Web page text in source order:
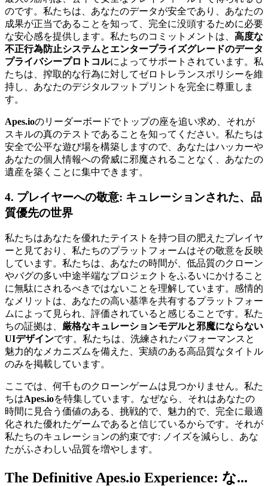
のです。私たちは、あなたのデータが安全であり、あなたの
成果が正当であることを知って、完全に没頭するために必要
な安心感を提供します。私たちのコミットメントは、 高度な
不正行為防止システムとエンタープライズグレードのデータ
プライバシープロトコルによってサポートされています。私
たちは、搾取的な行為に対してゼロトレランスポリシーを維
持し、あなたのデジタルフットプリントを完全に尊重しま
す。
Apes.ioのリーダーボードでトップの座を追い求め、それが
スキルの真のテストであることを知ってください。私たちは
安全で公平な遊び場を構築しますので、あなたはハッカーや
あなたの個人情報への脅威に邪魔されることなく、あなたの
遺産を築くことに集中できます。
4. プレイヤーへの敬意: キュレーションされた、品
質優先の世界
私たちはあなたを優れたテイストを持つ目の肥えたプレイヤ
ーと見ており、私たちのプラットフォームはその敬意を反映
しています。私たちは、あなたの時間が、低品質のクローン
やバグの多い中途半端なプロジェクトをふるいにかけること
に無駄にされるべきではないことを理解しています。感情的
なメリットは、あなたの高い基準を共有するプラットフォー
ムによって見られ、評価されていると感じることです。私た
ちの証拠は、 厳格なキュレーションモデルと邪魔にならない
UIデザインです。私たちは、洗練されたパフォーマンスと
魅力的なメカニズムを備えた、実績のある高品質なタイトル
のみを掲載しています。
ここでは、何千ものクローンゲームは見つかりません。私た
ちはApes.ioを特集しています。なぜなら、それはあなたの
時間に見合う価値のある、挑戦的で、魅力的で、完全に最適
化された優れたゲームであると信じているからです。それが
私たちのキュレーションの約束です: ノイズを減らし、あな
たがふさわしい品質を増やします。
The Definitive Apes.io Experience: な...